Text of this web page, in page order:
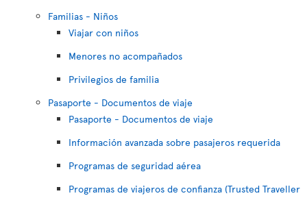
Familias - Niños
Viajar con niños
Menores no acompañados
Privilegios de familia
Pasaporte - Documentos de viaje
Pasaporte - Documentos de viaje
Información avanzada sobre pasajeros requerida
Programas de seguridad aérea
Programas de viajeros de confianza (Trusted Traveller